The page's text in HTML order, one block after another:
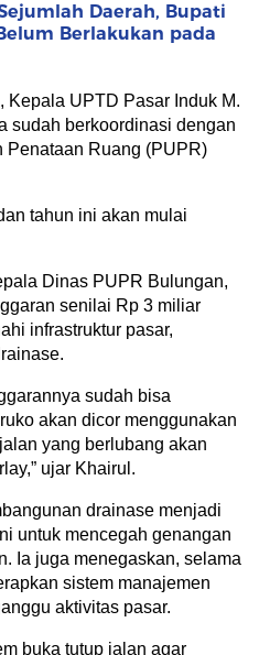
Daerah, Bupati
Berlakukan pada
Kepala UPTD Pasar Induk M.
sudah berkoordinasi dengan
Penataan Ruang (PUPR)
tahun ini akan mulai
Dinas PUPR Bulungan,
senilai Rp 3 miliar
infrastruktur pasar,
sudah bisa
akan dicor menggunakan
yang berlubang akan
ujar Khairul.
drainase menjadi
untuk mencegah genangan
Ia juga menegaskan, selama
sistem manajemen
aktivitas pasar.
buka tutup jalan agar